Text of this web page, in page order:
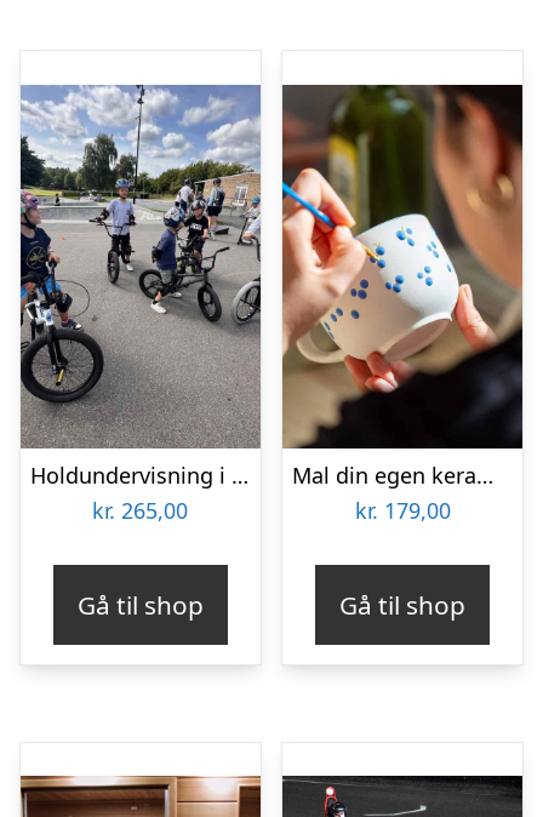
Holdundervisning i BMX hos L.O.W Skate Academy
kr. 265,00
Gå til shop
Mal din egen keramik hos Keramiko
kr. 179,00
Gå til shop